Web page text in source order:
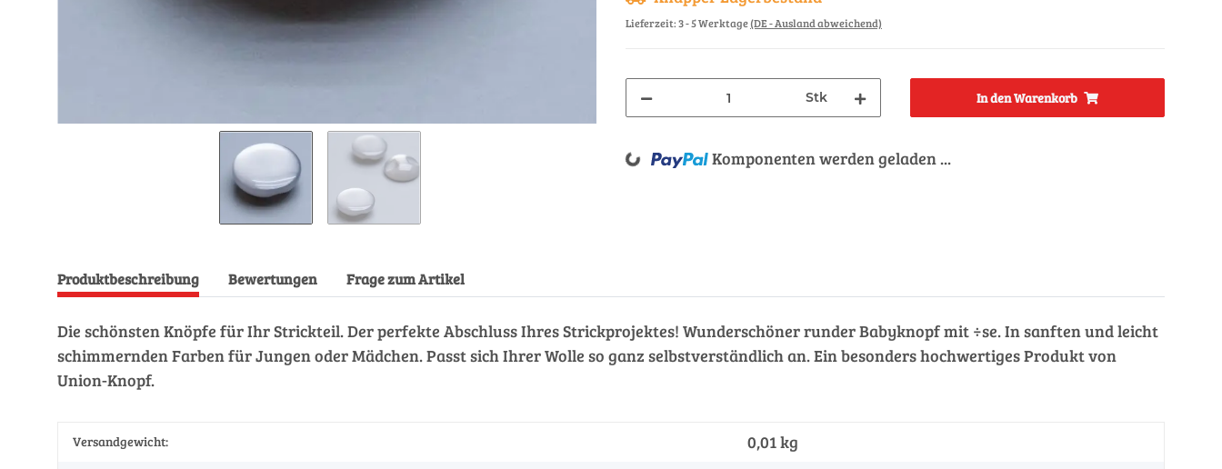
Lieferzeit:3 - 5 Werktage(DE - Ausland abweichend)
Stk In den Warenkorb
Loading... Komponenten werden geladen ...
Produktbeschreibung Bewertungen Frage zum Artikel
Die schönsten Knöpfe für Ihr Strickteil. Der perfekte Abschluss Ihres Strickprojektes! Wunderschöner runder Babyknopf mit ÷se. In sanften und leicht
schimmernden Farben für Jungen oder Mädchen. Passt sich Ihrer Wolle so ganz selbstverständlich an. Ein besonders hochwertiges Produkt von
Union-Knopf.
Versandgewicht: 0,01 kg